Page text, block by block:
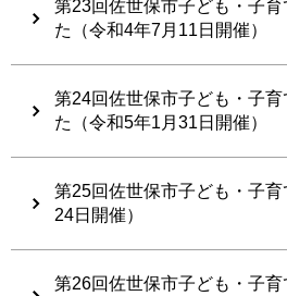
第23回佐世保市子ども・子
た（令和4年7月11日開催）
第24回佐世保市子ども・子
た（令和5年1月31日開催）
第25回佐世保市子ども・子育
24日開催）
第26回佐世保市子ども・子